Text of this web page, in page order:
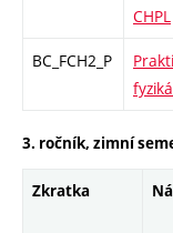
CHPL
BC_FCH2_P
3. ročník, zimní
Zkratka